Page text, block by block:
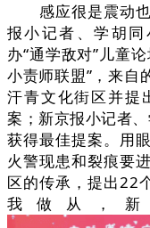
感应很是震动也
报小记者、学胡
办“通学敌对”儿童
小责师联盟”，来
汗青文化街区并提
案；新京报小记者
获得最佳提案。用
火警现患和裂痕要
区的传承，提出22
我做从，